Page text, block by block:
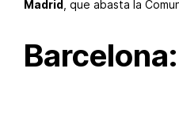
Madrid , que abasta la
Barcelona: